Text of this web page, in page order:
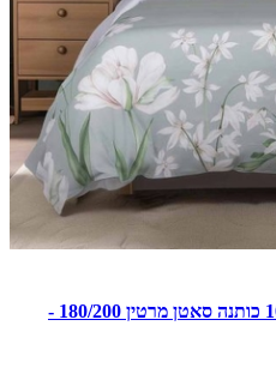
סט מצעים למיטה זוגית רחבה 100% כותנה סאטן מרטין 180/200 -